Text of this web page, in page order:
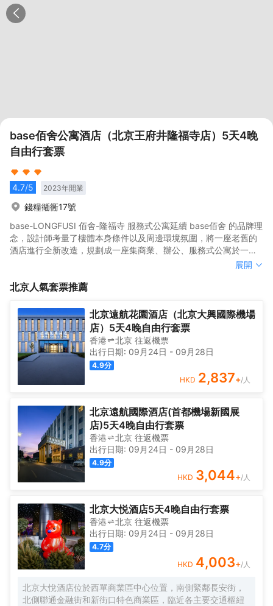
base佰舍公寓酒店（北京王府井隆福寺店）5天4晚
自由行套票
4.7/5 2023年開業
錢糧衚衕17號
base-LONGFUSI 佰舍-隆福寺 服務式公寓延續 base佰舍 的品牌理
念，設計師考量了樓體本身條件以及周邊環境氛圍，將一座老舊的
酒店進行全新改造，規劃成一座集商業、辦公、服務式公寓於一體
的城市社區綜合體。<br>佰舍-隆福寺 位於北京核心區域王府井大
厚的東四錢糧衚衕古老的四合院院落之中。優越的地理位置，與城
於核心商圈鬧市，卻能獨享這份舒心與安逸，從公寓到街道，隨時
都可以自由自在地穿行在活力盎然的空間中。
base-LONGFUSI 佰舍-隆福寺 服務式公寓延續 base佰舍 的品牌理
酒店進行全新改造，規劃成一座集商業、辦公、服務式公寓於一體
街北端，東臨二環，西側緊鄰紫禁城和北海公園，身處文化底藴深
厚的東四錢糧衚衕古老的四合院院落之中。優越的地理位置，與城
中路網相連，距離5/6號線東四地鐵站大約5分鐘步行路程。雖隱匿
於核心商圈鬧市，卻能獨享這份舒心與安逸，從公寓到街道，隨時
都可以自由自在地穿行在活力盎然的空間中。
展開
北京人氣套票推薦
北京遠航花園酒店（北京大興國際機場
店）5天4晚自由行套票
香港 北京 往返機票
出行日期: 09月24日 - 09月28日
4.9分
HKD 2,837+/人
北京遠航國際酒店(首都機場新國展
店)5天4晚自由行套票
香港 北京 往返機票
出行日期: 09月24日 - 09月28日
4.9分
HKD 3,044+/人
北京大悦酒店5天4晚自由行套票
香港 北京 往返機票
出行日期: 09月24日 - 09月28日
4.7分
HKD 4,003+/人
北京大悅酒店位於西單商業區中心位置，南側緊鄰長安街，
北側聯通金融街和新街口特色商業區，臨近各主要交通樞紐